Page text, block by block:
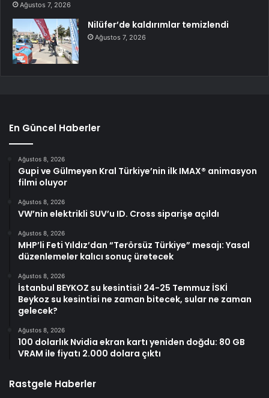
Ağustos 7, 2026
Nilüfer’de kaldırımlar temizlendi
Ağustos 7, 2026
En Güncel Haberler
Ağustos 8, 2026
Gupi ve Gülmeyen Kral Türkiye’nin ilk IMAX® animasyon
filmi oluyor
Ağustos 8, 2026
VW’nin elektrikli SUV’u ID. Cross siparişe açıldı
Ağustos 8, 2026
MHP’li Feti Yıldız’dan “Terörsüz Türkiye” mesajı: Yasal
düzenlemeler kalıcı sonuç üretecek
Ağustos 8, 2026
İstanbul BEYKOZ su kesintisi! 24-25 Temmuz İSKİ
Beykoz su kesintisi ne zaman bitecek, sular ne zaman
gelecek?
Ağustos 8, 2026
100 dolarlık Nvidia ekran kartı yeniden doğdu: 80 GB
VRAM ile fiyatı 2.000 dolara çıktı
Rastgele Haberler